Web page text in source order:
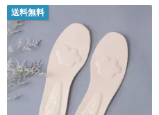
送料無料